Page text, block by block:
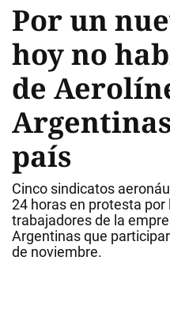
Por un
hoy no
de
país
Cinco sindicatos
24 horas en protesta
trabajadores de la
Argentinas que
de noviembre.